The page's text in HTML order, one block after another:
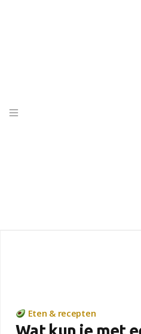
Eten & recepten
Wat kun je met